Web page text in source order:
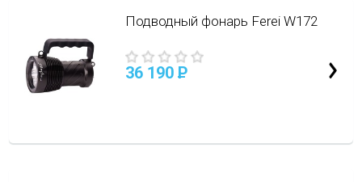
Подводный фонарь Ferei W172
36 190 P